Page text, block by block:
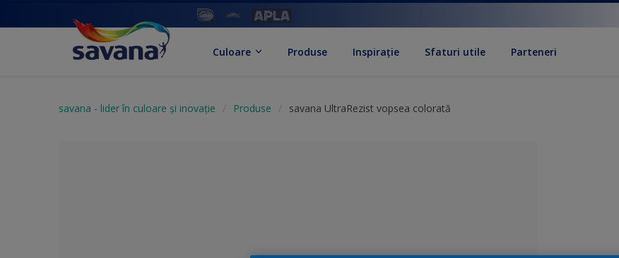
Culoare Produse Inspirație Sfaturi utile Parteneri
savana - lider în culoare și inovație Produse savana UltraRezist vopsea colorată